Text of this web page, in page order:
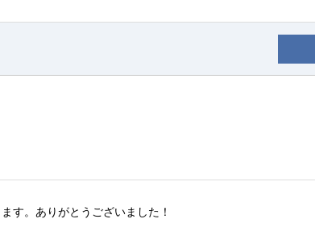
ます。 ありがとうございました！